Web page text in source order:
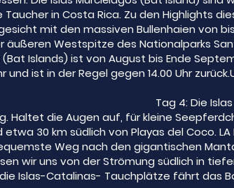
in Costa Rica. Zu den Highlights
mit den massiven Bullenhaien von
Westspitze des Nationalparks
(Bat Islands) ist von August bis Ende
und ist in der Regel gegen 14.00 Uhr
Tag 4: Die
Haltet die Augen auf, für kleine
30 km südlich von Playas del Coco. LA
Weg nach den gigantischen
wir uns von der Strömung südlich in
Islas-Catalinas- Tauchplätze fährt das